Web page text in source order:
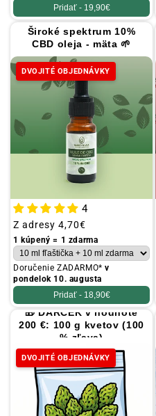
Pridať - 19,90€
Široké spektrum 10%
CBD oleja - mäta 🌱
DVOJITÉ OBJEDNÁVKY
4
Obvyklá
cena
Z adresy 4,70€
1 kúpený = 1 zdarma
Doručenie ZADARMO*v
pondelok 10. augusta
Pridať - 18,90€
🎁 DARČEK v hodnote
200 €: 100 g kvetov (100
% zľava)
DVOJITÉ OBJEDNÁVKY